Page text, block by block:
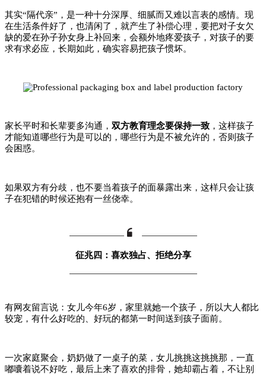
其实“隔代亲”，是一种十分深厚、细腻而又难以言表的感情。现
在生活条件好了，也清闲了，就产生了补偿心理，要把对子女欠
缺的爱在孙子孙女身上补回来，会额外地疼爱孩子，对孩子的要
求有求必应，长期如此，确实容易把孩子惯坏。
家长平时和长辈要多沟通， 双方教育理念要保持一致 ， 这样孩子
才能知道哪些行为是可以的，哪些行为是不被允许的，否则孩子
会困惑。
如果双方有分歧，也不要当着孩子的面暴露出来，这样只会让孩
子在犯错的时候还抱有一丝侥幸。
征兆四：喜欢独占、拒绝分享
有网友留言说：女儿今年6岁， 家里就她一个孩子，所以大人都比
较宠，有什么好吃的、好玩的都第一时间送到孩子面前。
一次家庭聚会，奶奶做了一桌子的菜，女儿挑挑这挑挑那，一直
嘟囔着说不好吃，最后上来了喜欢的排骨，她却霸占着，不让别